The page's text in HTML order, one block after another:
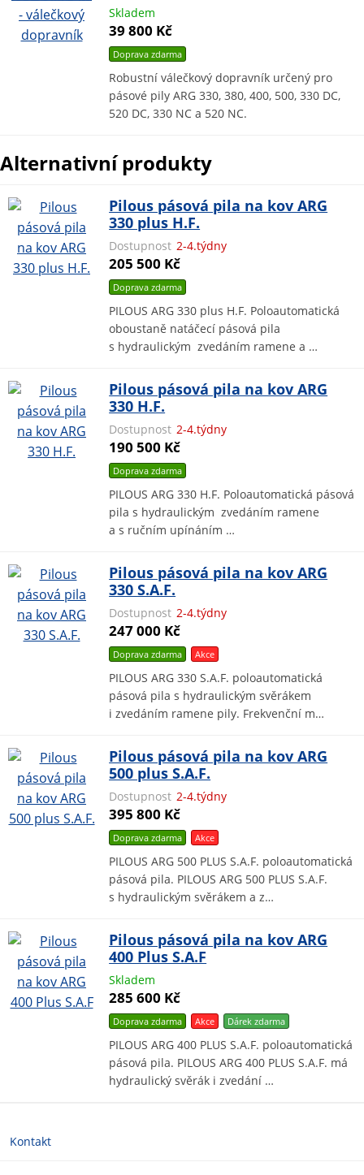
Skladem
39 800 Kč
Doprava zdarma
Robustní válečkový dopravník určený pro
pásové pily ARG 330, 380, 400, 500, 330 DC,
520 DC, 330 NC a 520 NC.
Alternativní produkty
Pilous pásová pila na kov ARG
330 plus H.F.
Dostupnost 2-4.týdny
205 500 Kč
Doprava zdarma
PILOUS ARG 330 plus H.F. Poloautomatická
oboustaně natáčecí pásová pila
s hydraulickým zvedáním ramene a …
Pilous pásová pila na kov ARG
330 H.F.
Dostupnost 2-4.týdny
190 500 Kč
Doprava zdarma
PILOUS ARG 330 H.F. Poloautomatická pásová
pila s hydraulickým zvedáním ramene
a s ručním upínáním …
Pilous pásová pila na kov ARG
330 S.A.F.
Dostupnost 2-4.týdny
247 000 Kč
Doprava zdarma Akce
PILOUS ARG 330 S.A.F. poloautomatická
pásová pila s hydraulickým svěrákem
i zvedáním ramene pily. Frekvenční m…
Pilous pásová pila na kov ARG
500 plus S.A.F.
Dostupnost 2-4.týdny
395 800 Kč
Doprava zdarma Akce
PILOUS ARG 500 PLUS S.A.F. poloautomatická
pásová pila. PILOUS ARG 500 PLUS S.A.F.
s hydraulickým svěrákem a z…
Pilous pásová pila na kov ARG
400 Plus S.A.F
Skladem
285 600 Kč
Doprava zdarma Akce Dárekzdarma
PILOUS ARG 400 PLUS S.A.F. poloautomatická
pásová pila. PILOUS ARG 400 PLUS S.A.F. má
hydraulický svěrák i zvedání …
Kontakt